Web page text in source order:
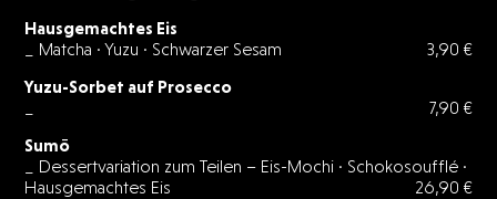
Hausgemachtes Eis
_ Matcha · Yuzu · Schwarzer Sesam
3,90 €
Yuzu-Sorbet auf Prosecco
7,90 €
Sumō
_ Dessertvariation zum Teilen – Eis-Mochi · Schokosoufflé ·
Hausgemachtes Eis
26,90 €